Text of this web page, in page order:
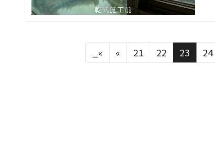
_« « 21 22 23 24